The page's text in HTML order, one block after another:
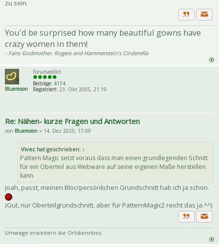
zu sein.
Zitat
You'd be surprised how many beautiful gowns have
crazy women in them!
- Fairy Godmother, Rogers and Hammerstein's Cinderella
Bluemoon
Forumaddict
Beiträge: 4174
Registriert: 23. Okt 2005, 21:19
Re: Nähen- kurze Fragen und Antworten
von Bluemoon » 14. Dez 2025, 17:09
Vivec hat geschrieben: ↑
Pattern Magic setzt voraus dass man einen grundlegenden Schnitt
für ein Oberteil aus Webware auf seine eigenen Maße herstellen
kann.
Joah, passt, meinen Bloc/persönlichen Grundschnitt hab ich ja schon.
(Gut, nur Oberteilgrundschnitt, aber für PatternMagic2 reicht das ja.^^)
Zitat
Umwege erweitern die Ortskenntnis.